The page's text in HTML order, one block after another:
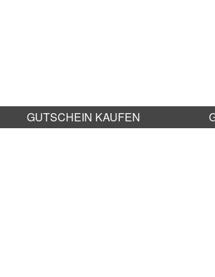
GUTSCHEIN KAUFEN